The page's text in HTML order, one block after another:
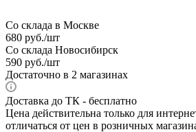
Со склада в Москве
680 руб./шт
Со склада Новосибирск
590 руб./шт
Достаточно в 2 магазинах
Доставка до ТК - бесплатно
Цена действительна только для
отличаться от цен в розничных